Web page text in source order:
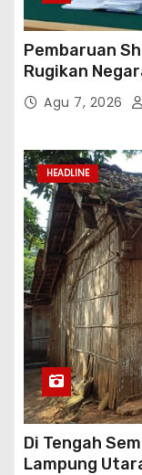
Pembaruan
Rugikan
Gugat Di
Agu 7, 2026
HEADLINE
Di Tengah
Lampung